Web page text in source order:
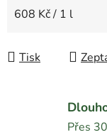
Měrná cena:
608 Kč / 1 l
Tisk
Přes